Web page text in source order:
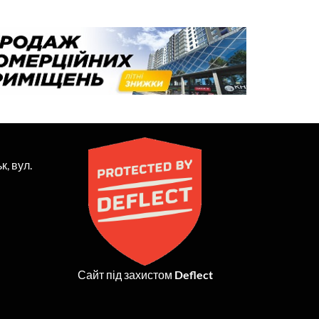
вул.
Сайт під захистом Deflect